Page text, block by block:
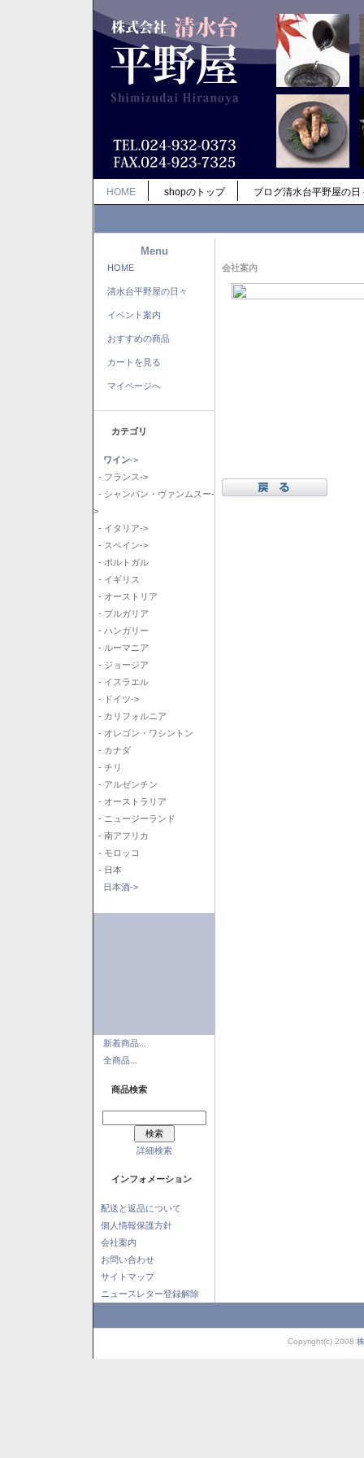
HOME shopのトップ ブログ清水台平野屋の日
Menu
HOME
清水台平野屋の日々
イベント案内
おすすめの商品
カートを見る
マイページへ
カテゴリ
ワイン->
- フランス->
- シャンパン・ヴァンムスー-
>
- イタリア->
- スペイン->
- ポルトガル
- イギリス
- オーストリア
- ブルガリア
- ハンガリー
- ルーマニア
- ジョージア
- イスラエル
- ドイツ->
- カリフォルニア
- オレゴン・ワシントン
- カナダ
- チリ
- アルゼンチン
- オーストラリア
- ニュージーランド
- 南アフリカ
- モロッコ
- 日本
日本酒->
新着商品...
全商品...
商品検索
詳細検索
インフォメーション
配送と返品について
個人情報保護方針
会社案内
お問い合わせ
サイトマップ
ニュースレター登録解除
会社案内
Copyright(c) 2008